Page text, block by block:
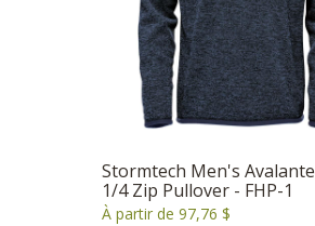
Stormtech Men's Avalante
1/4 Zip Pullover - FHP-1
À partir de 97,76 $